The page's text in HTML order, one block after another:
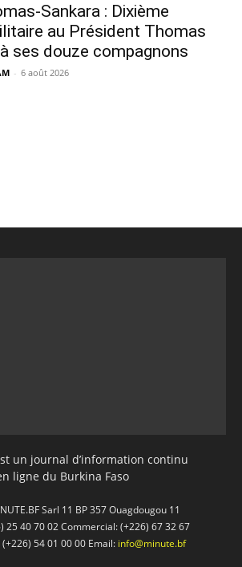
Sankara : Dixième
au Président Thomas
ses douze compagnons
- 6 août 2026
un journal d’information continu
ligne du Burkina Faso
Sarl 11 BP 357 Ouagdougou 11
25 40 70 02 Commercial: (+226) 67 32 67
54 01 00 00 Email: info@minute.bf